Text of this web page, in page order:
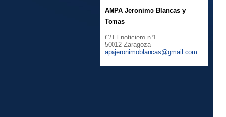
AMPA Jeronimo Blancas y
Tomas
C/ El noticiero nº1
50012 Zaragoza
apajeronimoblancas@gmail .com